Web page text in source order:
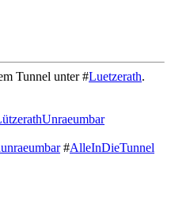
Tunnel unter #Luetzerath.
#AlleInDieTunnel